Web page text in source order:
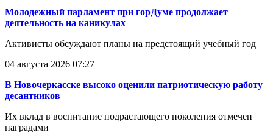
Молодежный парламент при горДуме продолжает
деятельность на каникулах
Активисты обсуждают планы на предстоящий учебный год
04 августа 2026 07:27
В Новочеркасске высоко оценили патриотическую работу
десантников
Их вклад в воспитание подрастающего поколения отмечен
наградами